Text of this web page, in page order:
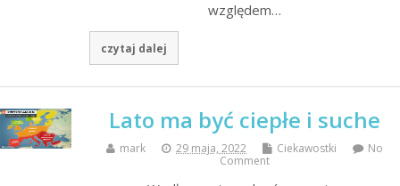
względem…
czytaj dalej
Lato ma być ciepłe i suche
mark 29 maja, 2022 Ciekawostki
No
Comment